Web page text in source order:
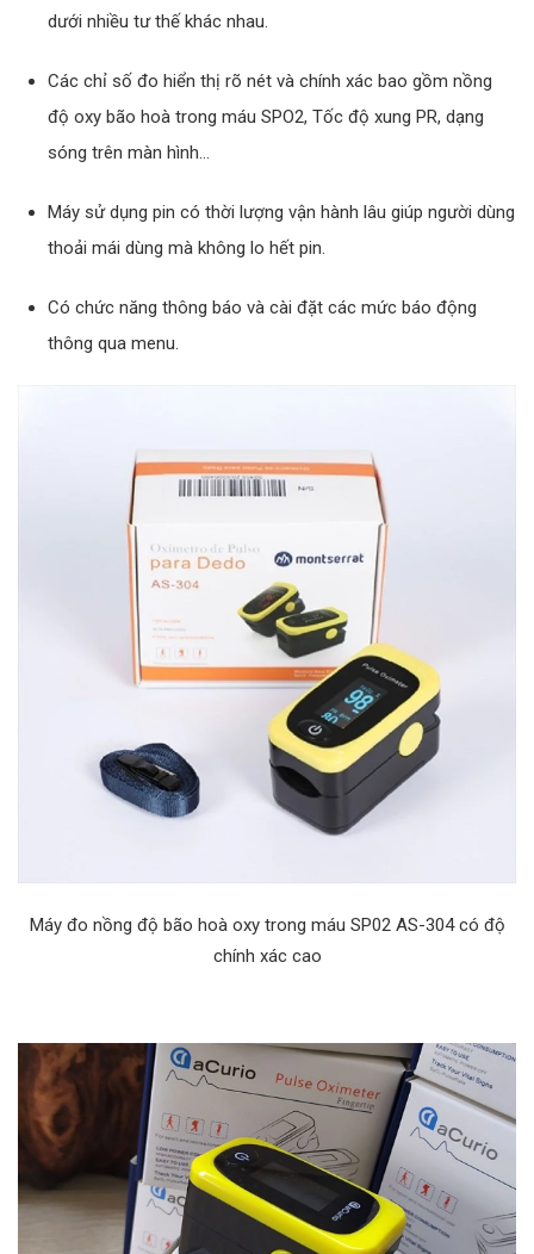
dưới nhiều tư thế khác nhau.
Các chỉ số đo hiển thị rõ nét và chính xác bao gồm nồng
độ oxy bão hoà trong máu SPO2, Tốc độ xung PR, dạng
sóng trên màn hình…
Máy sử dụng pin có thời lượng vận hành lâu giúp người dùng
thoải mái dùng mà không lo hết pin.
Có chức năng thông báo và cài đặt các mức báo động
thông qua menu.
Máy đo nồng độ bão hoà oxy trong máu SP02 AS-304có độ
chính xác cao